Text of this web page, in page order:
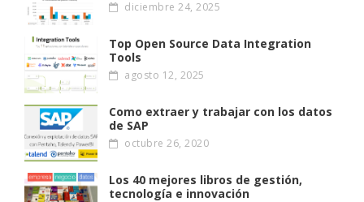
diciembre 24, 2025
Top Open Source Data Integration
Tools
agosto 12, 2025
Como extraer y trabajar con los datos
de SAP
octubre 26, 2020
Los 40 mejores libros de gestión,
tecnología e innovación